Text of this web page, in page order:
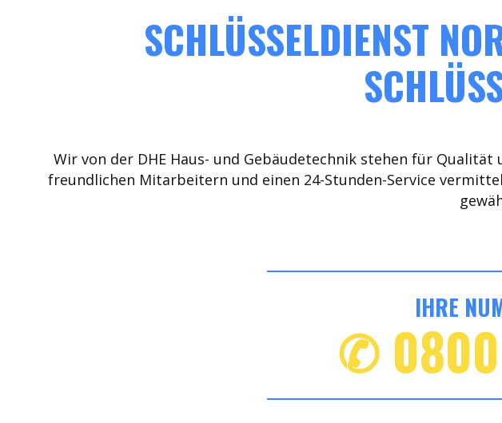
SCHLÜSSELDIENST
Wir von der DHE Haus- und Gebäudetechnik stehen für
freundlichen Mitarbeitern und einen 24-Stunden-Service
IHRE
✆ 0800